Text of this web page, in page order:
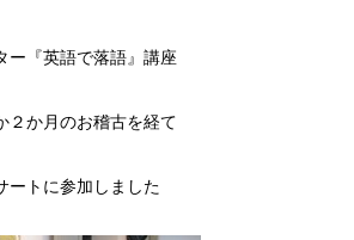
ー『英語で落語』講座
２か月のお稽古を経て
ートに参加しました